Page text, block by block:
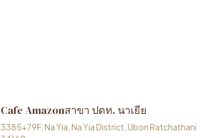
Cafe Amazonสาขา ปตท. นาเยีย
3385+79F, Na Yia, Na Yia District, Ubon Ratchathani